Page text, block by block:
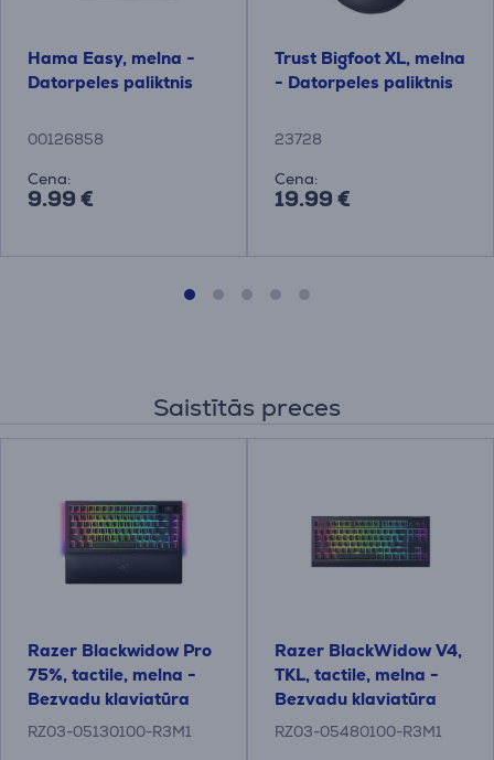
Hama Easy, melna -
Datorpeles paliktnis
00126858
Cena:
9.99 €
Trust Bigfoot XL, melna
- Datorpeles paliktnis
23728
Cena:
19.99 €
Saistītās preces
Razer Blackwidow Pro
75%, tactile, melna -
Bezvadu klaviatūra
RZ03-05130100-R3M1
Razer BlackWidow V4,
TKL, tactile, melna -
Bezvadu klaviatūra
RZ03-05480100-R3M1